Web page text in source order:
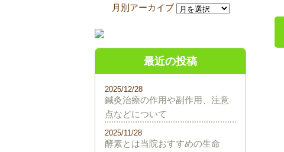
最近の投稿
鍼灸治療の作用や副作用、注意
点などについて
2025/12/28
酵素とは当院おすすめの生命
2025/11/28